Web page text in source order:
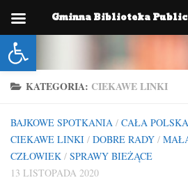
Otwórz pasek narzędzi
Skip to content
KATEGORIA: CIEKAWE LINKI
BAJKOWE SPOTKANIA / CAŁA
CIEKAWE LINKI / DOBRE RADY /
CZŁOWIEK / SPRAWY BIEŻĄCE
13 LISTOPADA 2020
Gminna Biblioteka